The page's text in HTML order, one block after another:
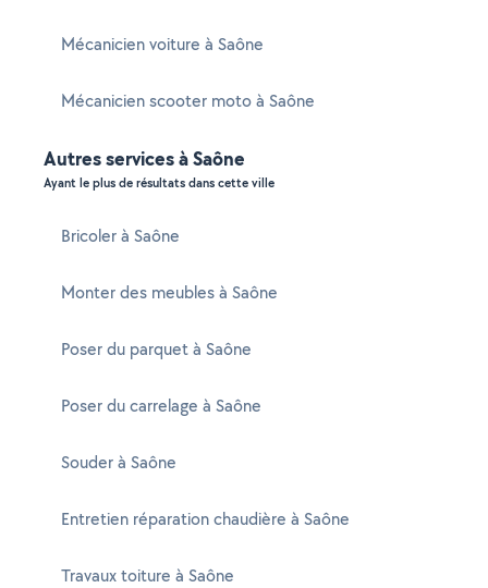
Mécanicien voiture à Saône
Mécanicien scooter moto à Saône
Autres services à Saône
Ayant le plus de résultats dans cette ville
Bricoler à Saône
Monter des meubles à Saône
Poser du parquet à Saône
Poser du carrelage à Saône
Souder à Saône
Entretien réparation chaudière à Saône
Travaux toiture à Saône